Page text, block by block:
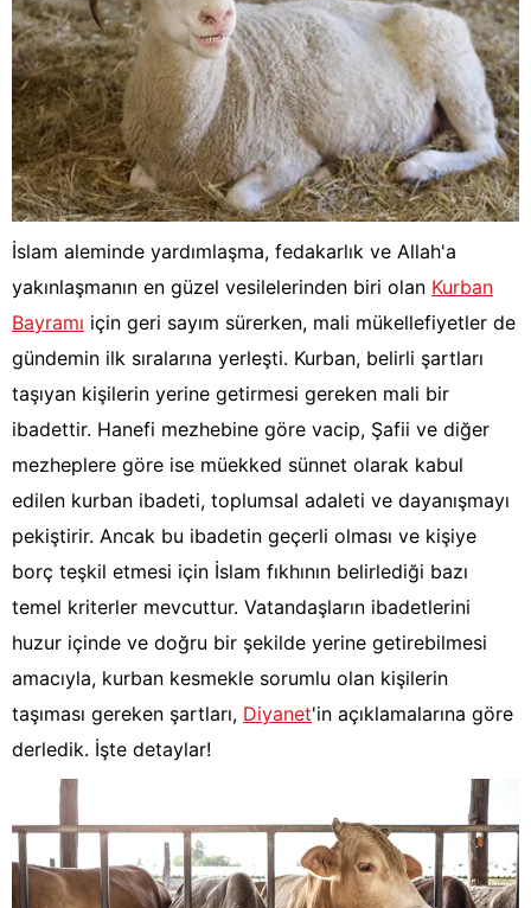
İslam aleminde yardımlaşma, fedakarlık ve Allah'a
yakınlaşmanın en güzel vesilelerinden biri olan Kurban
Bayramı için geri sayım sürerken, mali mükellefiyetler de
gündemin ilk sıralarına yerleşti. Kurban, belirli şartları
taşıyan kişilerin yerine getirmesi gereken mali bir
ibadettir. Hanefi mezhebine göre vacip, Şafii ve diğer
mezheplere göre ise müekked sünnet olarak kabul
edilen kurban ibadeti, toplumsal adaleti ve dayanışmayı
pekiştirir. Ancak bu ibadetin geçerli olması ve kişiye
borç teşkil etmesi için İslam fıkhının belirlediği bazı
temel kriterler mevcuttur. Vatandaşların ibadetlerini
huzur içinde ve doğru bir şekilde yerine getirebilmesi
amacıyla, kurban kesmekle sorumlu olan kişilerin
taşıması gereken şartları, Diyanet'in açıklamalarına göre
derledik. İşte detaylar!